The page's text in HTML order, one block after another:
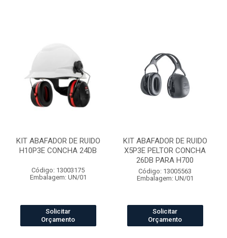
KIT ABAFADOR DE RUIDO
H10P3E CONCHA 24DB
Código: 13003175
Embalagem: UN/01
Solicitar
Orçamento
KIT ABAFADOR DE RUIDO
X5P3E PELTOR CONCHA
26DB PARA H700
Código: 13005563
Embalagem: UN/01
Solicitar
Orçamento